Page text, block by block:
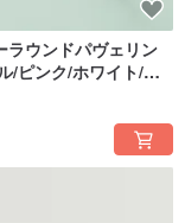
および生産に、20 年以
てのこだわりと知見が
方々が美しさを楽しめる
ラウンドパヴェリン
/ピンク/ホワイト/ブ